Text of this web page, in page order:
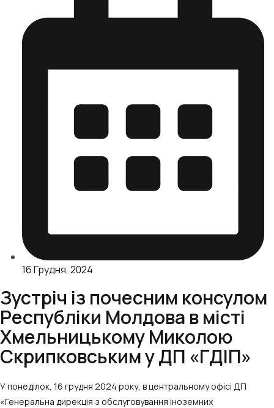
16 Грудня, 2024
Зустріч із почесним консулом
Республіки Молдова в місті
Хмельницькому Миколою
Скрипковським у ДП «ГДІП»
У понеділок, 16 грудня 2024 року, в центральному офісі ДП
«Генеральна дирекція з обслуговування іноземних